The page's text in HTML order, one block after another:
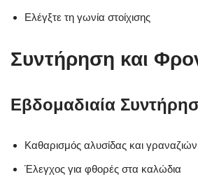
Ελέγξτε τη γωνία στοίχισης
Συντήρηση και
Εβδομαδιαία
Καθαρισμός αλυσίδας και γραναζιών
Έλεγχος για φθορές στα καλώδια